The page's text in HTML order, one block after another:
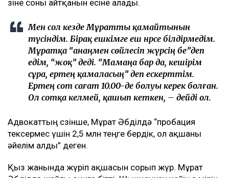
сенімді отырды. “Мура, сот болатынын неге
салады” деді. “Шешіп қойған” деді. Сөйтсем,
әйелі Мұраттан 600 мың теңге алып, сот
төрағасымен шешем деген. Мен оған “600
мың теңгеге сот төрағасы сені маңайына
жолатпайды” десем көнбеді, – дейді ол.
Адвокаттың айтуынша, Мұраттың әйелі
алынған. Әділетхан Молдахан сол кезде Мұратты
ресми органдар аңдып жүргенін, оның біреуі тіпті
өзіне соны айтқанын есіне алады.
Мен сол кезде Мұратты қамайтынын